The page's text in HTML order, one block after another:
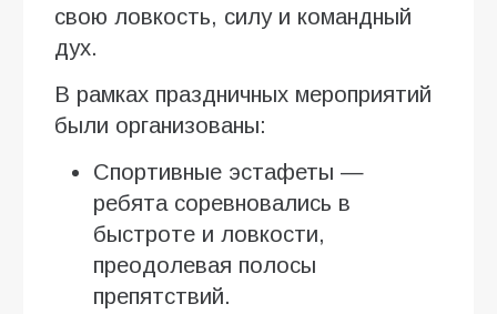
свою ловкость, силу и командный
дух.
В рамках праздничных мероприятий
были организованы:
Спортивные эстафеты —
ребята соревновались в
быстроте и ловкости,
преодолевая полосы
препятствий.